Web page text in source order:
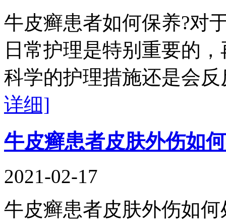
牛皮癣患者如何保养?对
日常护理是特别重要的
科学的护理措施还是会
详细]
牛皮癣患者皮肤外伤如
2021-02-17
牛皮癣患者皮肤外伤如